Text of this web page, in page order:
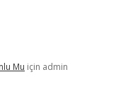
Mu için admin